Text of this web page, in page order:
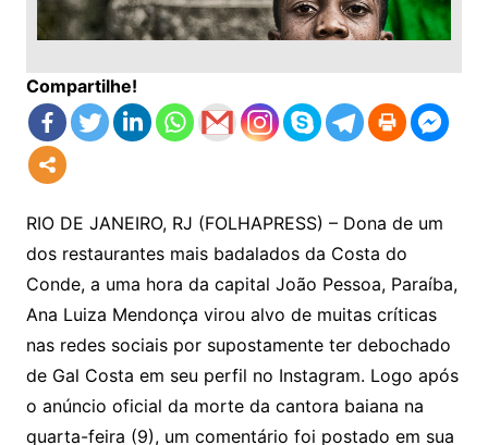
Compartilhe!
RIO DE JANEIRO, RJ (FOLHAPRESS) – Dona de um
dos restaurantes mais badalados da Costa do
Conde, a uma hora da capital João Pessoa, Paraíba,
Ana Luiza Mendonça virou alvo de muitas críticas
nas redes sociais por supostamente ter debochado
de Gal Costa em seu perfil no Instagram. Logo após
o anúncio oficial da morte da cantora baiana na
quarta-feira (9), um comentário foi postado em sua